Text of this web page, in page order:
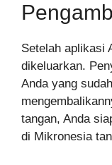
Setelah aplikasi
dikeluarkan.
Anda yang
tangan, Anda
di Mikronesia